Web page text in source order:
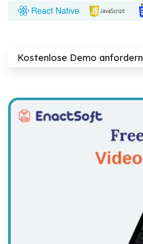
Kostenlose Demo anfordern